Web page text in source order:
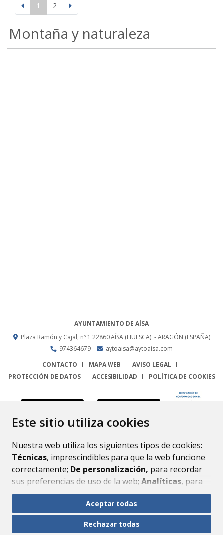
Este sitio utiliza cookies
Nuestra web utiliza los siguientes tipos de cookies:
Técnicas, imprescindibles para que la web funcione
correctamente; De personalización, para recordar
sus preferencias de uso de la web; Analíticas, para
mejorar el funcionamiento de la web y sus servicios.
Si acepta pulsando el botón“Aceptar todas”
consideramos que acepta su uso. Si pulsa el botón
Aceptar todas
Rechazar todas
1 2
Montaña y naturaleza
AYUNTAMIENTO DE AÍSA
Plaza Ramón y Cajal, nº 1 22860 AÍSA (HUESCA) - ARAGÓN (ESPAÑA)
974364679
aytoaisa@aytoaisa.com
CONTACTO
MAPA WEB
AVISO LEGAL
PROTECCIÓN DE DATOS
ACCESIBILIDAD POLÍTICA DE COOKIES